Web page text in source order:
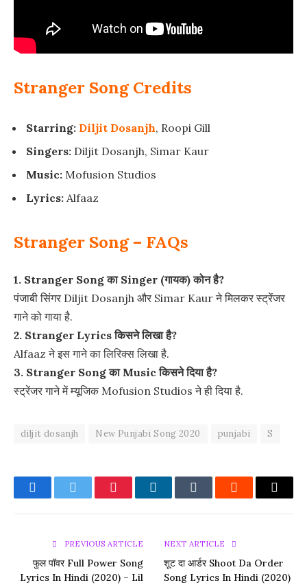
Stranger Song Credits
Starring: Diljit Dosanjh, Roopi Gill
Singers: Diljit Dosanjh, Simar Kaur
Music: Mofusion Studios
Lyrics: Alfaaz
Stranger Song – FAQs
1. Stranger Song का Singer (गायक) कोन है?
पंजाबी सिंगर Diljit Dosanjh और Simar Kaur ने मिलकर स्ट्रेंजर
गाने को गाया है.
2. Stranger Lyrics किसने लिखा है?
Alfaaz ने इस गाने का लिरिक्स लिखा है.
3. Stranger Song का Music किसने दिया है?
स्ट्रेंजर गाने में म्यूजिक Mofusion Studios ने ही दिया है.
diljit dosanjh New Punjabi Song 2020 punjabi S
FacebookTwitter PinterestLinkedInTumblr Reddit Email
PREVIOUS ARTICLE
फुल पॉवर Full Power Song
Lyrics In Hindi (2020) – Lil
NEXT ARTICLE
शूट दा आर्डर Shoot Da Order
Song Lyrics In Hindi (2020)